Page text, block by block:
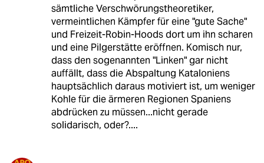
sämtliche Verschwörungstheoretiker,
vermeintlichen Kämpfer für eine "gute Sache"
und Freizeit-Robin-Hoods dort um ihn scharen
und eine Pilgerstätte eröffnen. Komisch nur,
dass den sogenannten "Linken" gar nicht
auffällt, dass die Abspaltung Kataloniens
hauptsächlich daraus motiviert ist, um weniger
Kohle für die ärmeren Regionen Spaniens
abdrücken zu müssen...nicht gerade
solidarisch, oder?....